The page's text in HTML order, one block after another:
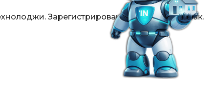
Зарегистрированный товарный знак.